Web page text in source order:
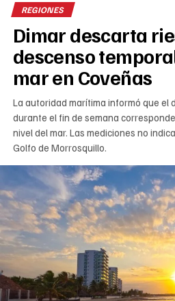
REGIONES
Dimar descarta
descenso
mar en Coveñas
La autoridad marítima informó que el
durante el fin de semana
nivel del mar. Las mediciones no
Golfo de Morrosquillo.